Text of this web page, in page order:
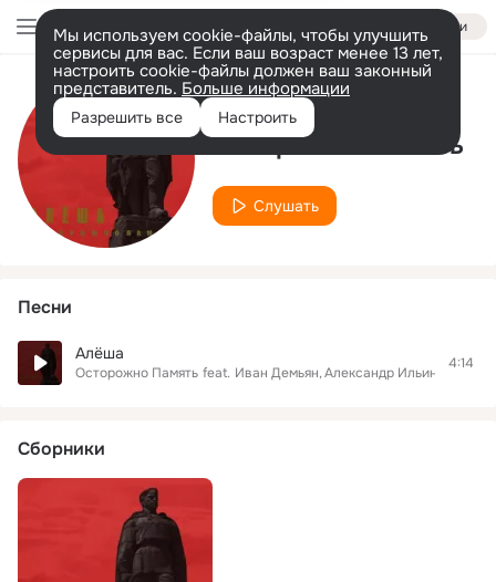
Войти
Мы используем cookie-файлы, чтобы улучшить
сервисы для вас. Если ваш возраст менее 13 лет,
настроить cookie-файлы должен ваш законный
представитель. Больше информации
Разрешить все Настроить
Исполнитель
Осторожно Память
Слушать
Песни
Алёша
Осторожно Память feat. Иван Демьян Александр Ильин
4:14
Сборники